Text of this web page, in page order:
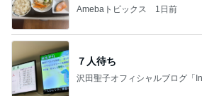
Amebaトピックス 1日前
７人待ち
沢田聖子オフィシャルブログ「